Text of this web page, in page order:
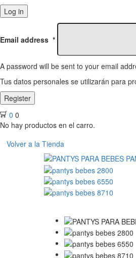
Log in
Email address *
A password will be sent to your email
Tus datos personales se utilizarán para
Register
0 0
No hay productos en el carro.
Volver a la Tienda